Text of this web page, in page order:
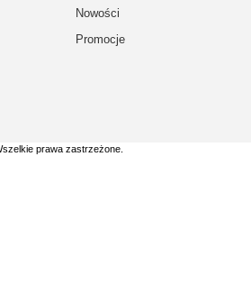
Nowości
Promocje
prawa zastrzeżone.